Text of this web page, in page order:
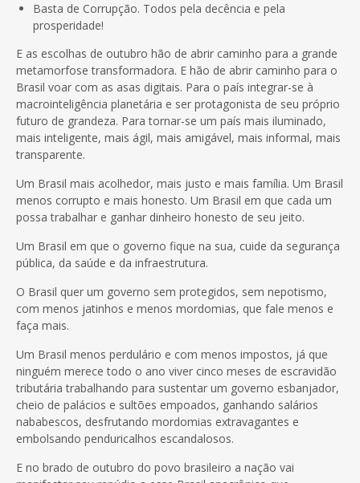
Basta de Corrupção. Todos pela decência e pela
prosperidade!
E as escolhas de outubro hão de abrir caminho para a grande
metamorfose transformadora. E hão de abrir caminho para o
Brasil voar com as asas digitais. Para o país integrar-se à
macrointeligência planetária e ser protagonista de seu próprio
futuro de grandeza. Para tornar-se um país mais iluminado,
mais inteligente, mais ágil, mais amigável, mais informal, mais
transparente.
Um Brasil mais acolhedor, mais justo e mais família. Um Brasil
menos corrupto e mais honesto. Um Brasil em que cada um
possa trabalhar e ganhar dinheiro honesto de seu jeito.
Um Brasil em que o governo fique na sua, cuide da segurança
pública, da saúde e da infraestrutura.
O Brasil quer um governo sem protegidos, sem nepotismo,
com menos jatinhos e menos mordomias, que fale menos e
faça mais.
Um Brasil menos perdulário e com menos impostos, já que
ninguém merece todo o ano viver cinco meses de escravidão
tributária trabalhando para sustentar um governo esbanjador,
cheio de palácios e sultões empoados, ganhando salários
nababescos, desfrutando mordomias extravagantes e
embolsando penduricalhos escandalosos.
E no brado de outubro do povo brasileiro a nação vai